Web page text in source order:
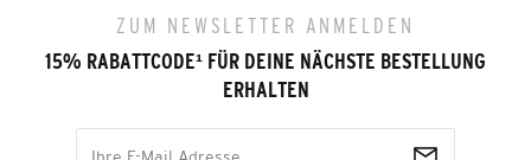
ZUM NEWSLETTER ANMELDEN
15% RABATTCODE¹ FÜR DEINE NÄCHSTE BESTELLUNG
ERHALTEN